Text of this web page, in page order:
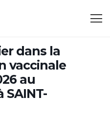
dans la
vaccinale
au
SAINT-